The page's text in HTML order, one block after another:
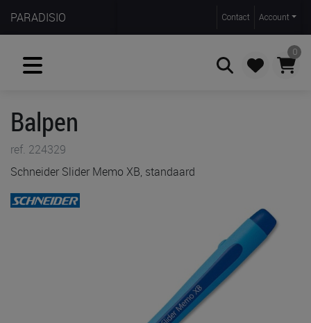
PARADISIO Contact Account
0
Balpen
ref. 224329
Schneider Slider Memo XB, standaard